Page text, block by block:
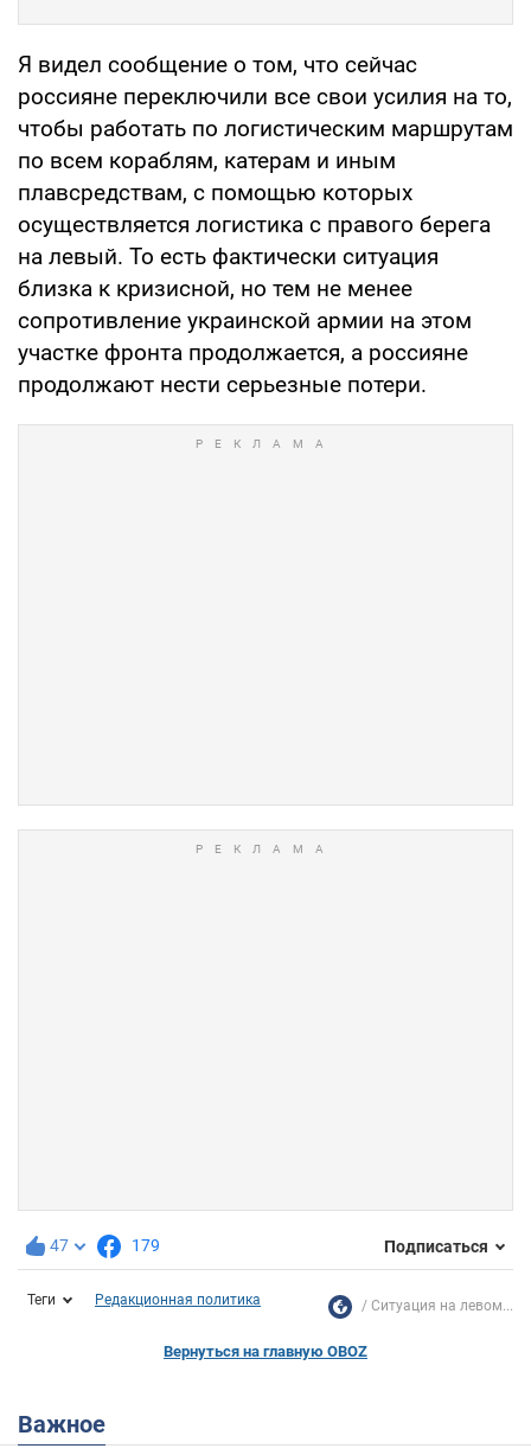
Я видел сообщение о том, что сейчас
россияне переключили все свои усилия на то,
чтобы работать по логистическим маршрутам
по всем кораблям, катерам и иным
плавсредствам, с помощью которых
осуществляется логистика с правого берега
на левый. То есть фактически ситуация
близка к кризисной, но тем не менее
сопротивление украинской армии на этом
участке фронта продолжается, а россияне
продолжают нести серьезные потери.
47 179 Подписаться
Теги Редакционная политика Ситуация на левом...
Вернуться на главную OBOZ
Важное